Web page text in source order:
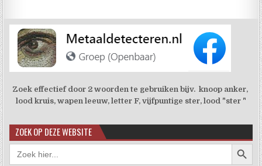
Zoek effectief door 2 woorden te gebruiken bijv. knoop anker,
lood kruis, wapen leeuw, letter F, vijfpuntige ster, lood "ster "
ZOEK OP DEZE WEBSITE
Zoek
naar: